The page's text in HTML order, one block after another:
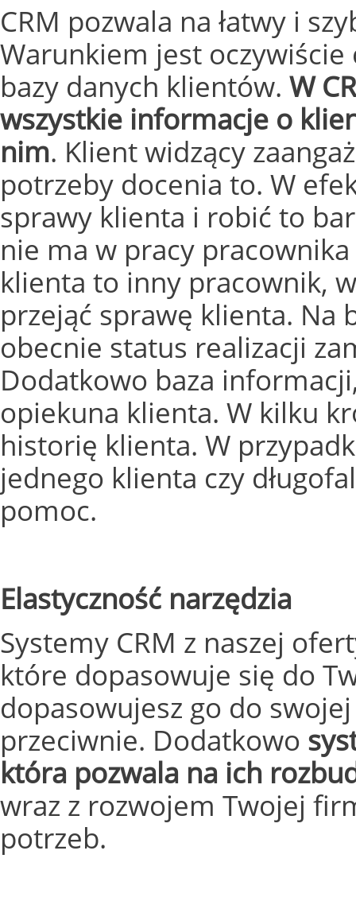
CRM pozwala na łatwy i
Warunkiem jest oczywiście
bazy danych klientów. W
wszystkie informacje o
nim. Klient widzący
potrzeby docenia to. W
sprawy klienta i robić to
nie ma w pracy
klienta to inny pracownik,
przejąć sprawę klienta. Na
obecnie status realizacji
Dodatkowo baza
opiekuna klienta. W kilku
historię klienta. W
jednego klienta czy
pomoc.
Elastyczność narzędzia
Systemy CRM z naszej
które dopasowuje się do
dopasowujesz go do
przeciwnie. Dodatkowo
która pozwala na ich
wraz z rozwojem Twojej
potrzeb.